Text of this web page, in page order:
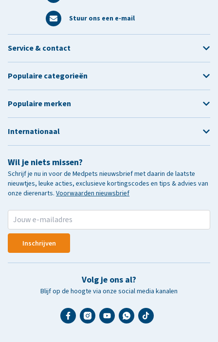
Stuur ons een e-mail
Wil je niets missen?
Schrijf je nu in voor de Medpets nieuwsbrief met daarin de laatste
nieuwtjes, leuke acties, exclusieve kortingscodes en tips & advies van
onze dierenarts. Voorwaarden nieuwsbrief
Inschrijven
Volg je ons al?
Blijf op de hoogte via onze social media kanalen
Service & contact
Populaire categorieën
Populaire merken
Internationaal